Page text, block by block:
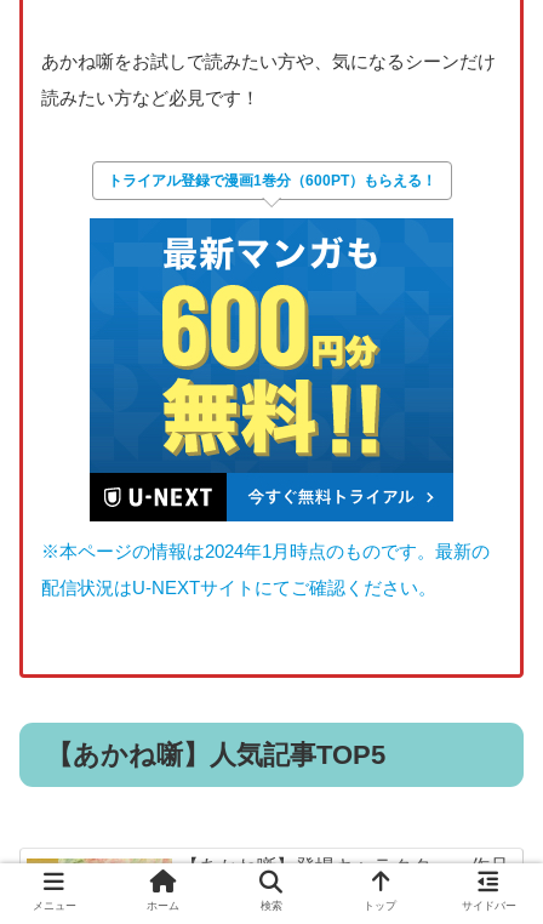
あかね噺をお試しで読みたい方や、気になるシーンだけ
読みたい方など必見です！
トライアル登録で漫画1巻分（600PT）もらえる ！
※本ページの情報は2024年1月時点のものです。最新の
配信状況はU-NEXTサイトにてご確認ください。
【あかね噺】人気記事TOP5
【あかね噺】登場キャラクター・作品
のあらすじについて徹底紹介！
メニュー ホーム 検索 トップ サイドバー